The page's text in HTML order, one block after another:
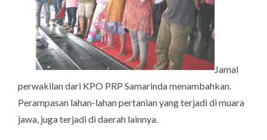
Jamal
perwakilan dari KPO PRP Samarinda menambahkan.
Perampasan lahan-lahan pertanian yang terjadi di muara
jawa, juga terjadi di daerah lainnya.